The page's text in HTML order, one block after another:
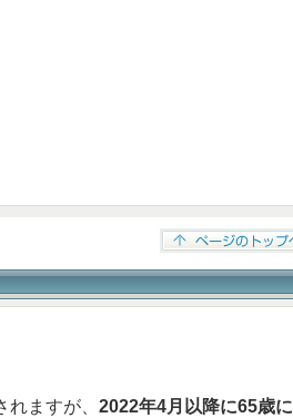
れますが、 2022年4月以降に65歳に